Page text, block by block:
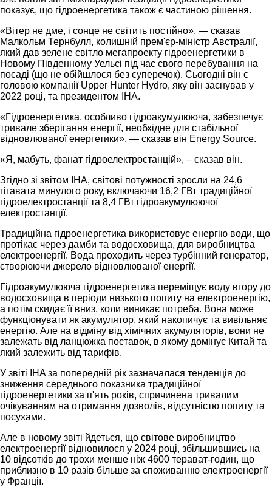
показує, що гідроенергетика також є частиною рішення.
«Вітер не дме, і сонце не світить постійно», — сказав
Малкольм Тернбулл, колишній прем'єр-міністр Австралії,
який дав зелене світло мегапроекту гідроенергетики в
Новому Південному Уельсі під час свого перебування на
посаді (що не обійшлося без суперечок). Сьогодні він є
головою компанії Upper Hunter Hydro, яку він заснував у
2022 році, та президентом IHA.
«Гідроенергетика, особливо гідроакумулююча, забезпечує
тривале зберігання енергії, необхідне для стабільної
відновлюваної енергетики», — сказав він Energy Source.
«Я, мабуть, фанат гідроелектростанцій», – сказав він.
Згідно зі звітом IHA, світові потужності зросли на 24,6
гігавата минулого року, включаючи 16,2 ГВт традиційної
гідроелектростанції та 8,4 ГВт гідроакумулюючої
електростанції.
Традиційна гідроенергетика використовує енергію води, що
протікає через дамби та водосховища, для виробництва
електроенергії. Вода проходить через турбінний генератор,
створюючи джерело відновлюваної енергії.
Гідроакумулююча гідроенергетика переміщує воду вгору до
водосховища в періоди низького попиту на електроенергію,
а потім скидає її вниз, коли виникає потреба. Вона може
функціонувати як акумулятор, який накопичує та вивільняє
енергію. Але на відміну від хімічних акумуляторів, вони не
залежать від ланцюжка поставок, в якому домінує Китай та
який залежить від тарифів.
У звіті IHA за попередній рік зазначалася тенденція до
зниження середнього показника традиційної
гідроенергетики за п'ять років, спричинена тривалим
очікуванням на отримання дозволів, відсутністю попиту та
посухами.
Але в новому звіті йдеться, що світове виробництво
електроенергії відновилося у 2024 році, збільшившись на
10 відсотків до трохи менше ніж 4600 терават-годин, що
приблизно в 10 разів більше за споживанню електроенергії
у Франції.